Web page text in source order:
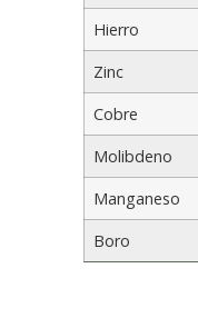
Hierro
Zinc
Cobre
Molibdeno
Manganeso
Boro